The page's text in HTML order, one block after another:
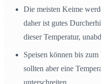
Die meisten Keime
daher ist gutes
dieser Temperatur,
Speisen können bis
sollten aber eine